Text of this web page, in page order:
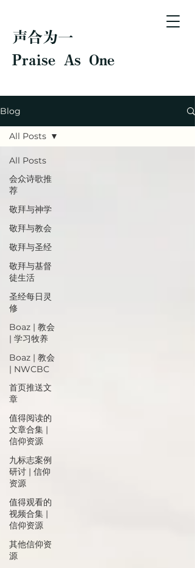
声合为一
Praise As One
Blog
All Posts
会众诗歌推
荐
敬拜与神学
敬拜与教会
敬拜与圣经
敬拜与基督
徒生活
圣经每日灵
修
Boaz | 教会
| 学习牧养
Boaz | 教会
| NWCBC
首页推送文
章
值得阅读的
文章合集 |
信仰资源
九标志案例
研讨 | 信仰
资源
值得观看的
视频合集 |
信仰资源
其他信仰资
源
All Posts